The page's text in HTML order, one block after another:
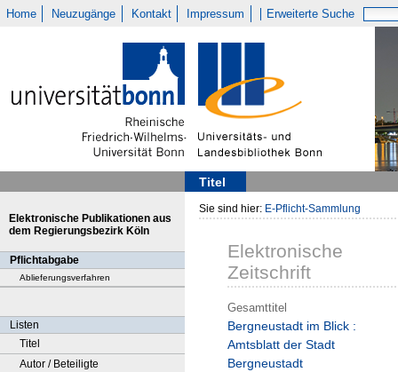
Home Neuzugänge Kontakt Impressum Erweiterte Suche
Titel
Elektronische Publikationen aus
dem Regierungsbezirk Köln
Pflichtabgabe
Ablieferungsverfahren
Listen
Titel
Autor / Beteiligte
Sie sind hier: E-Pflicht-Sammlung
Elektronische
Zeitschrift
Gesamttitel
Bergneustadt im Blick :
Amtsblatt der Stadt
Bergneustadt